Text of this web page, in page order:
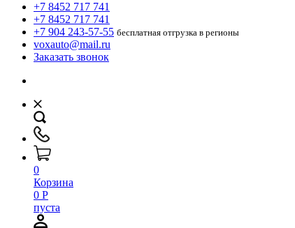
+7 8452 717 741
+7 8452 717 741
+7 904 243-57-55 бесплатная отгрузка в регионы
voxauto@mail.ru
Заказать звонок
0
Корзина
0 Р
пуста